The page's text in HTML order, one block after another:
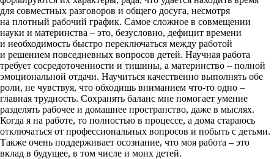
для совместных разговоров и общего досуга, несмотря
на плотный рабочий график. Самое сложное в совмещении
науки и материнства – это, безусловно, дефицит времени
и необходимость быстро переключаться между работой
и решением повседневных вопросов детей. Научная работа
требует сосредоточенности и тишины, а материнство – полной
эмоциональной отдачи. Научиться качественно выполнять обе
роли, не чувствуя, что обходишь вниманием что-то одно –
главная трудность. Сохранять баланс мне помогает умение
разделять рабочее и домашнее пространство, даже в мыслях.
Когда я на работе, то полностью в процессе, а дома стараюсь
отключаться от профессиональных вопросов и побыть с детьми.
Также очень поддерживает осознание, что моя работа – это
вклад в будущее, в том числе и моих детей.